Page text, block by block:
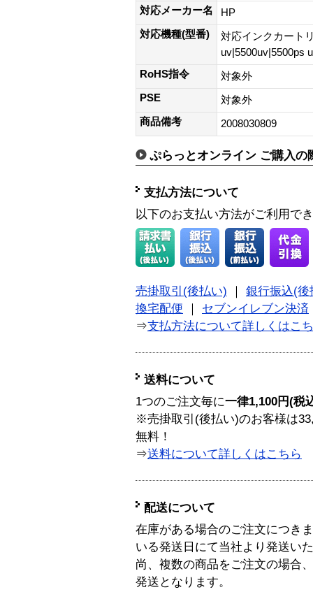
対応メーカー名
HP
対応機種(型番)
対応インクカート
uv|5500uv|5500ps
RoHS指令
対象外
PSE
対象外
商品備考
2008030809
ぷらっとオンライン ご購入の
支払方法について
以下のお支払い方法がご利用で
売掛取引(後払い)
銀行振込(後
換宅配便
セブンイレブン決済
⇒支払方法について詳しくはこ
送料について
1つのご注文毎に一律1,100円(税
※売掛取引(後払い)のお客様は
無料！
⇒送料について詳しくはこちら
配送について
在庫がある場合のご注文につき
いる発送日にて当社より発送い
尚、複数の商品をご注文の場合
発送となります。